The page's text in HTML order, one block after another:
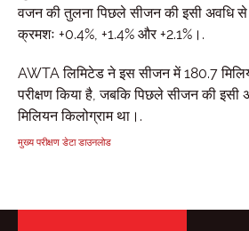
वजन की तुलना पिछले सीजन की इसी अवधि से
क्रमशः +0.4%, +1.4% और +2.1%।.
AWTA लिमिटेड ने इस सीजन में 180.7
परीक्षण किया है, जबकि पिछले सीजन की
मिलियन किलोग्राम था।.
मुख्य परीक्षण डेटा डाउनलोड